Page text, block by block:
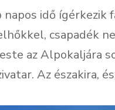
napos idő
csapadék
az Alpokaljára
Az északira,